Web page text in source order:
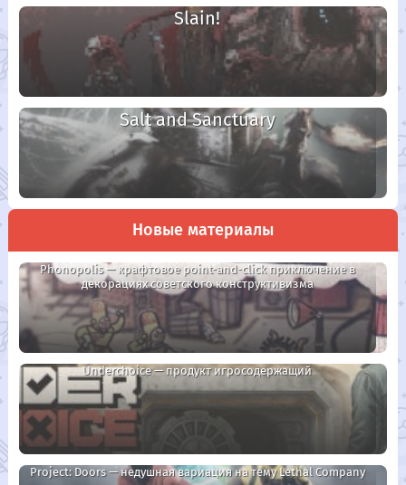
Slain!
Salt and Sanctuary
Новые материалы
Phonopolis — крафтовое point-and-click приключение в
декорациях советского конструктивизма
Underchoice — продукт игросодержащий
Project: Doors — недушная вариация на тему Lethal Company